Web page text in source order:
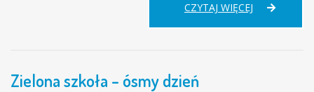
CZYTAJ WIĘCEJ ZIELONA
Zielona szkoła – ósmy dzień